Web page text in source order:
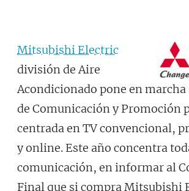
Mitsubishi Electric
división de Aire
Acondicionado pone en marcha
de Comunicación y Promoción
centrada en TV convencional,
y online. Este año concentra
comunicación, en informar al
Final que si compra Mitsubishi